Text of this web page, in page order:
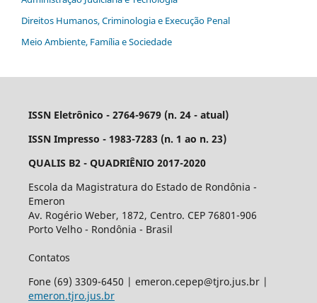
Direitos Humanos, Criminologia e Execução Penal
Meio Ambiente, Família e Sociedade
ISSN Eletrônico - 2764-9679 (n. 24 - atual)
ISSN Impresso - 1983-7283 (n. 1 ao n. 23)
QUALIS B2 - QUADRIÊNIO 2017-2020
Escola da Magistratura do Estado de Rondônia -
Emeron
Av. Rogério Weber, 1872, Centro. CEP 76801-906
Porto Velho - Rondônia - Brasil
Contatos
Fone (69) 3309-6450 | emeron.cepep@tjro.jus.br |
emeron.tjro.jus.br